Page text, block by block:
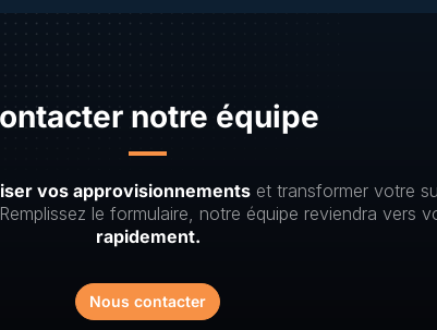
notre équipe
vos approvisionnements et transformer votre
le formulaire, notre équipe reviendra vers
rapidement.
Nous contacter